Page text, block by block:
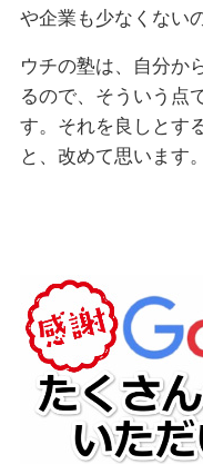
や企業も少なくない
ウチの塾は、自分か
るので、そういう点
す。それを良しとす
と、改めて思います。